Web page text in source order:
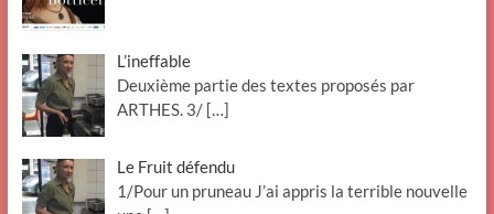
L’ineffable
Deuxième partie des textes proposés par
ARTHES. 3/ […]
Le Fruit défendu
1/Pour un pruneau J’ai appris la terrible nouvelle